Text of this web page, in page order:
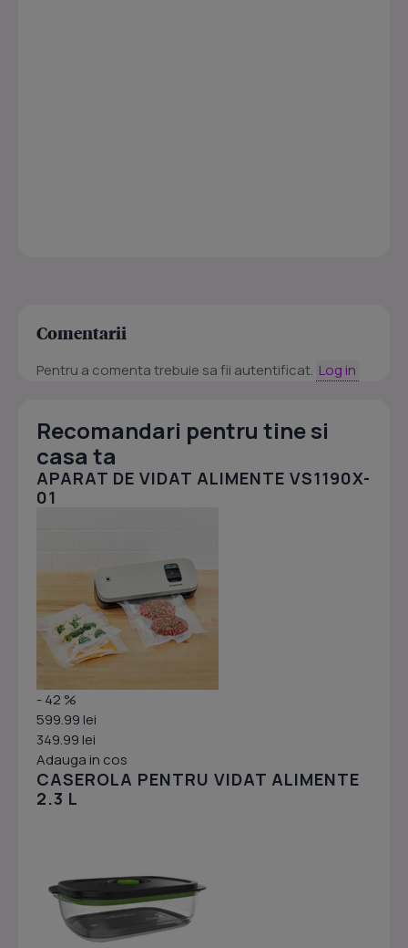
Comentarii
Pentru a comenta trebuie sa fii autentificat. Log in
Recomandari pentru tine si
casa ta
APARAT DE VIDAT ALIMENTE VS1190X-
01
- 42 %
599.99 lei
349.99 lei
Adauga in cos
CASEROLA PENTRU VIDAT ALIMENTE
2.3 L